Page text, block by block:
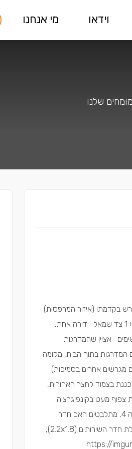
וידאו מי אנחנו
שלנו
של אחת מתוך 4 יחידות דיור בצפון, המגרש בקדמתו (איזור המרפסות)
פונה לנוף פתוח ללא כל בניה בקרבתו, הבניין יכלול 4 קומות כאשר כל דירה היא דופלקס, כלומר קומה 1+2 צד שמאל- דירה אחת,
התרשימים- אציין שהמדרגות
בצורת ר הם המדרגות בתוך הבית, מקומה
משם שכן מסביב ישנם מגרשים אחרים בסמיכות)
על הפינת ישיבה המתוכננת בצמוד לחצר האחורית,
מעט בקונפיגרציה
הנוכחית. תהיה נוספת, האם להחליף פינת אוכל באי במטבח, ואז להנות גם כן ממרווח משופר בנוגע לקומה 4, מתלבטים האם חדר
ארונות בגודל 2.4x1.8 בחדר ההורים הוא רעיון טוב, או מפאת גודל קטן האם עדיף לוותר עליו לטובת הגדלת חדר השירותים (2.2x1.8),